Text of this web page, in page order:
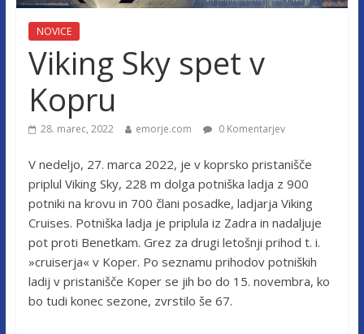
NOVICE
Viking Sky spet v
Kopru
28. marec, 2022 emorje.com 0 Komentarjev
V nedeljo, 27. marca 2022, je v koprsko pristanišče
priplul Viking Sky, 228 m dolga potniška ladja z 900
potniki na krovu in 700 člani posadke, ladjarja Viking
Cruises. Potniška ladja je priplula iz Zadra in nadaljuje
pot proti Benetkam. Grez za drugi letošnji prihod t. i.
»cruiserja« v Koper. Po seznamu prihodov potniških
ladij v pristanišče Koper se jih bo do 15. novembra, ko
bo tudi konec sezone, zvrstilo še 67.